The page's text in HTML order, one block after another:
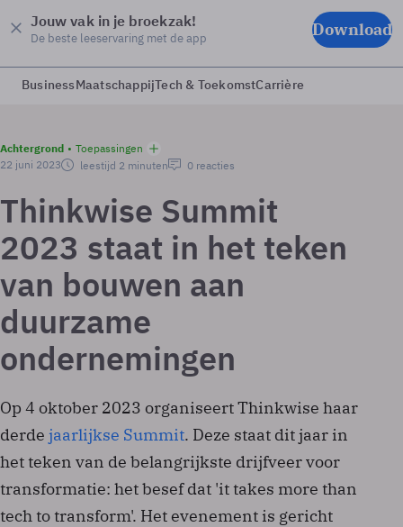
Jouw vak in je broekzak!
De beste leeservaring met de app Download
BusinessMaatschappijTech & ToekomstCarrière
Achtergrond
Toepassingen
22 juni 2023
leestijd 2 minuten 0 reacties
Thinkwise Summit
2023 staat in het teken
van bouwen aan
duurzame
ondernemingen
Op 4 oktober 2023 organiseert Thinkwise haar
derde jaarlijkse Summit. Deze staat dit jaar in
het teken van de belangrijkste drijfveer voor
transformatie: het besef dat 'it takes more than
tech to transform'. Het evenement is gericht